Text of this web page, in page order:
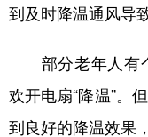
到及时降温通风导
部分老年人有个
欢开电扇“降温”。
到良好的降温效果